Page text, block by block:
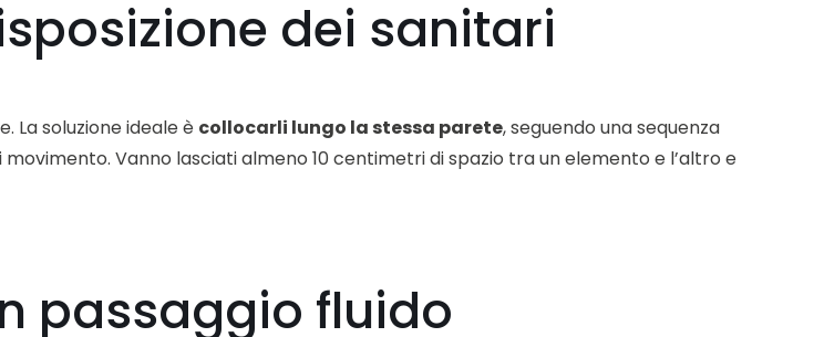
dei sanitari
La soluzione ideale è collocarli lungo la stessa parete, seguendo una sequenza
Vanno lasciati almeno 10 centimetri di spazio tra un elemento e l’altro e
passaggio fluido